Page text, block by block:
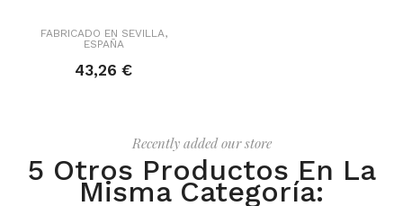
FABRICADO EN SEVILLA,
ESPAÑA
43,26 €
Recently added our store
5 Otros Productos En La
Misma Categoría: